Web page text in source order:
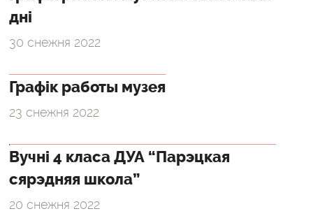
дні
30 снежня 2022
Графік работы музея
23 снежня 2022
Вучні 4 класа ДУА “Парэцкая
сярэдняя школа”
20 снежня 2022